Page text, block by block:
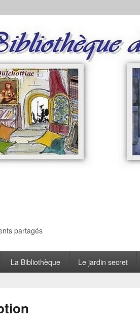
partagés
La Bibliothèque Le jardin secret